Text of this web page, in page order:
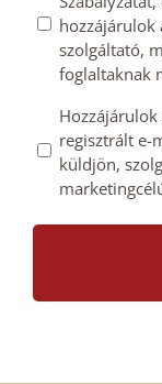
*
hozzájárulok
szolgáltató,
foglaltaknak
Mailchimp
feliratkozás
megerősítése
regisztrált e-
küldjön,